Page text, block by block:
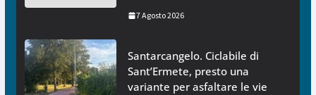
7 Agosto 2026
Santarcangelo. Ciclabile di
Sant’Ermete, presto una
variante per asfaltare le vie